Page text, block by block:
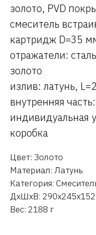
золото, PVD
смеситель
картридж D=35
отражатели:
золото
излив: латунь,
внутренняя
индивидуальная
коробка
Цвет: Золото
Материал: Латунь
Категория:
ДxШxВ:
Вес: 2188 г